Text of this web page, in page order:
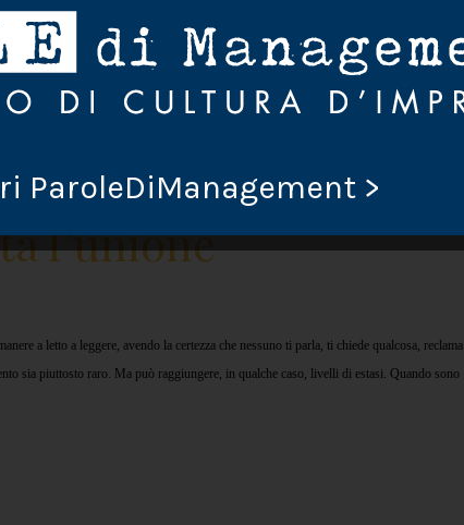
e applicano il medesimo rigore scientifico a tutta la sfera delle loro attività,
l’unione
a letto a leggere, avendo la certezza che nessuno ti parla, ti chiede qualcosa, reclama
sia piuttosto raro. Ma può raggiungere, in qualche caso, livelli di estasi. Quando sono
ParoleDiManagement >